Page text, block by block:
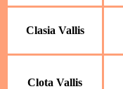
Clasia Vallis
Clota Vallis